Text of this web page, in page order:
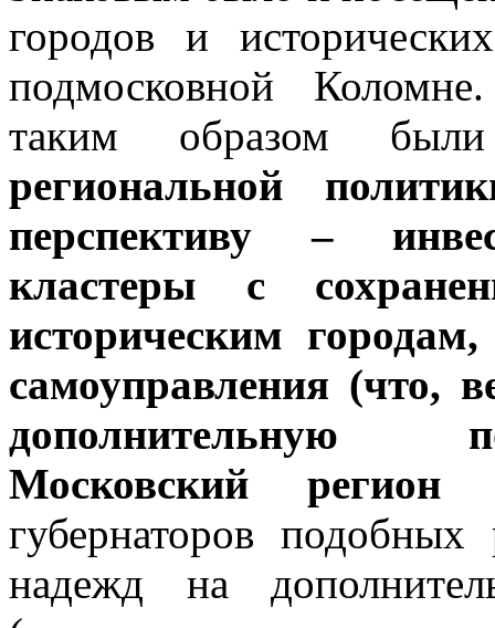
городов и
подмосковной
таким образом были
региональной
перспективу –
кластеры с
историческим
самоуправления (что,
дополнительную
Московский
губернаторов
надежд на